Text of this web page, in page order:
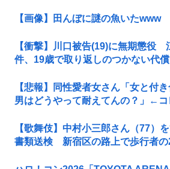
【画像】田んぼに謎の魚いたwww
【衝撃】川口被告(19)に無期懲役
件、19歳で取り返しのつかない代
【悲報】同性愛者女さん「女と付
男はどうやって耐えてんの？」←コ
【歌舞伎】中村小三郎さん（77）
書類送検 新宿区の路上で歩行者の